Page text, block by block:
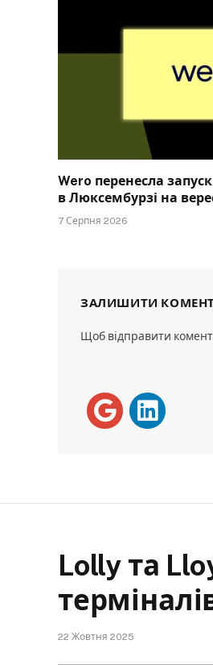
Wero перенесла
в Люксембурзі на
7 Серпня 2026
ЗАЛИШИТИ
Щоб відправити
Lolly та
22 Жовтня 2025